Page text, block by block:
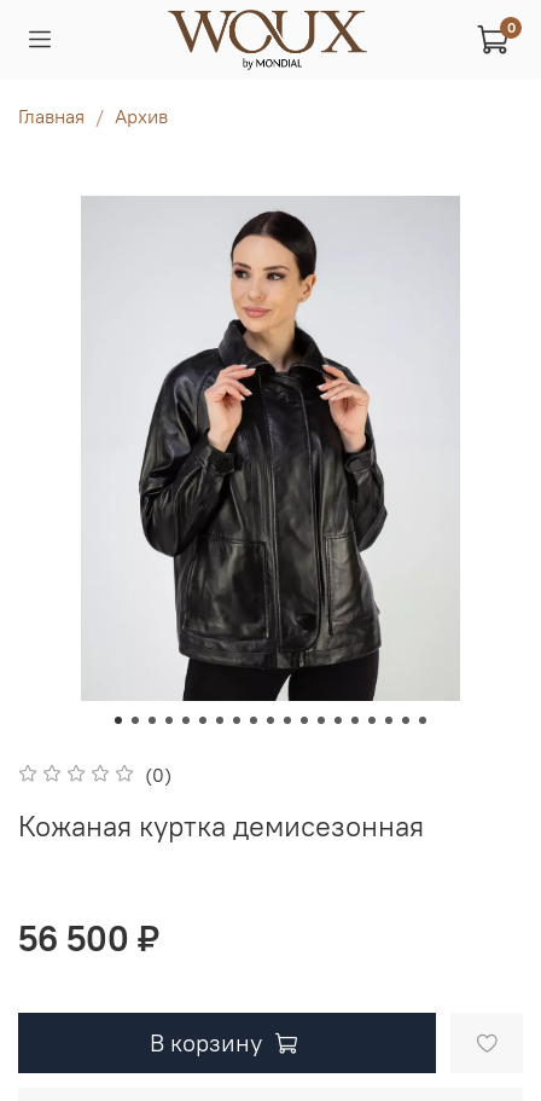
0
Главная Архив
(0)
Кожаная куртка демисезонная
56 500 ₽
В корзину